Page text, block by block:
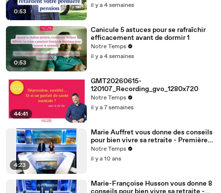
0:53
il y a 4 semaines
0:53
Canicule 5 astuces pour se rafraîchir
efficacement avant de dormir 1
Notre Temps
il y a 4 semaines
44:41
GMT20260615-
120107_Recording_gvo_1280x720
Notre Temps
il y a 7 semaines
4:23
Marie Auffret vous donne des conseils
pour bien vivre sa retraite - Première
Edition BFM TV
Notre Temps
il y a 10 ans
Marie-Françoise Husson vous donne 8